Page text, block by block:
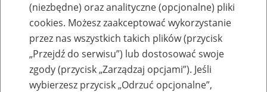
Przepraszamy,
podana strona nie została znaleziona.
Błąd 404
(niezbędne) oraz analityczne (opcjonalne) pliki
cookies. Możesz zaakceptować wykorzystanie
przez nas wszystkich takich plików (przycisk
„Przejdź do serwisu”) lub dostosować swoje
zgody (przycisk „Zarządzaj opcjami”). Jeśli
wybierzesz przycisk „Odrzuć opcjonalne”,